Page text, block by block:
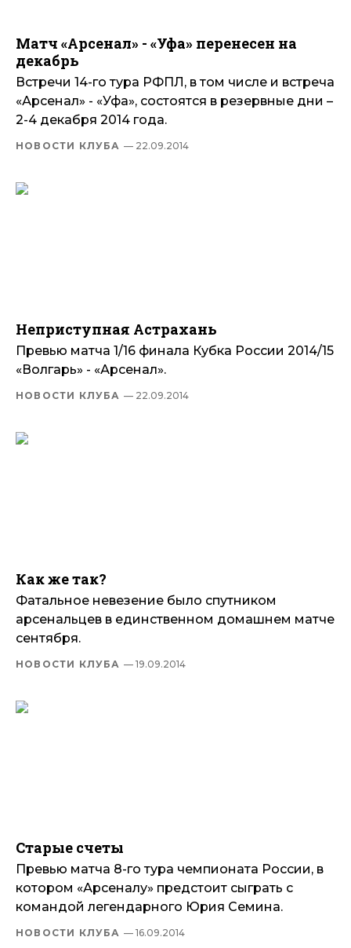
Матч «Арсенал» - «Уфа» перенесен на
декабрь
Встречи 14-го тура РФПЛ, в том числе и встреча
«Арсенал» - «Уфа», состоятся в резервные дни –
2-4 декабря 2014 года.
НОВОСТИ КЛУБА — 22.09.2014
Неприступная Астрахань
Превью матча 1/16 финала Кубка России 2014/15
«Волгарь» - «Арсенал».
НОВОСТИ КЛУБА — 22.09.2014
Как же так?
Фатальное невезение было спутником
арсенальцев в единственном домашнем матче
сентября.
НОВОСТИ КЛУБА — 19.09.2014
Старые счеты
Превью матча 8-го тура чемпионата России, в
котором «Арсеналу» предстоит сыграть с
командой легендарного Юрия Семина.
НОВОСТИ КЛУБА — 16.09.2014